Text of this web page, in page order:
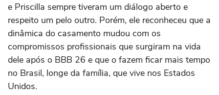
e Priscilla sempre tiveram um diálogo aberto e
respeito um pelo outro. Porém, ele reconheceu que a
dinâmica do casamento mudou com os
compromissos profissionais que surgiram na vida
dele após o BBB 26 e que o fazem ficar mais tempo
no Brasil, longe da família, que vive nos Estados
Unidos.